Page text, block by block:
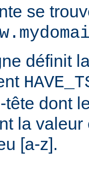
se
définit
tête dont
la
[a-z].